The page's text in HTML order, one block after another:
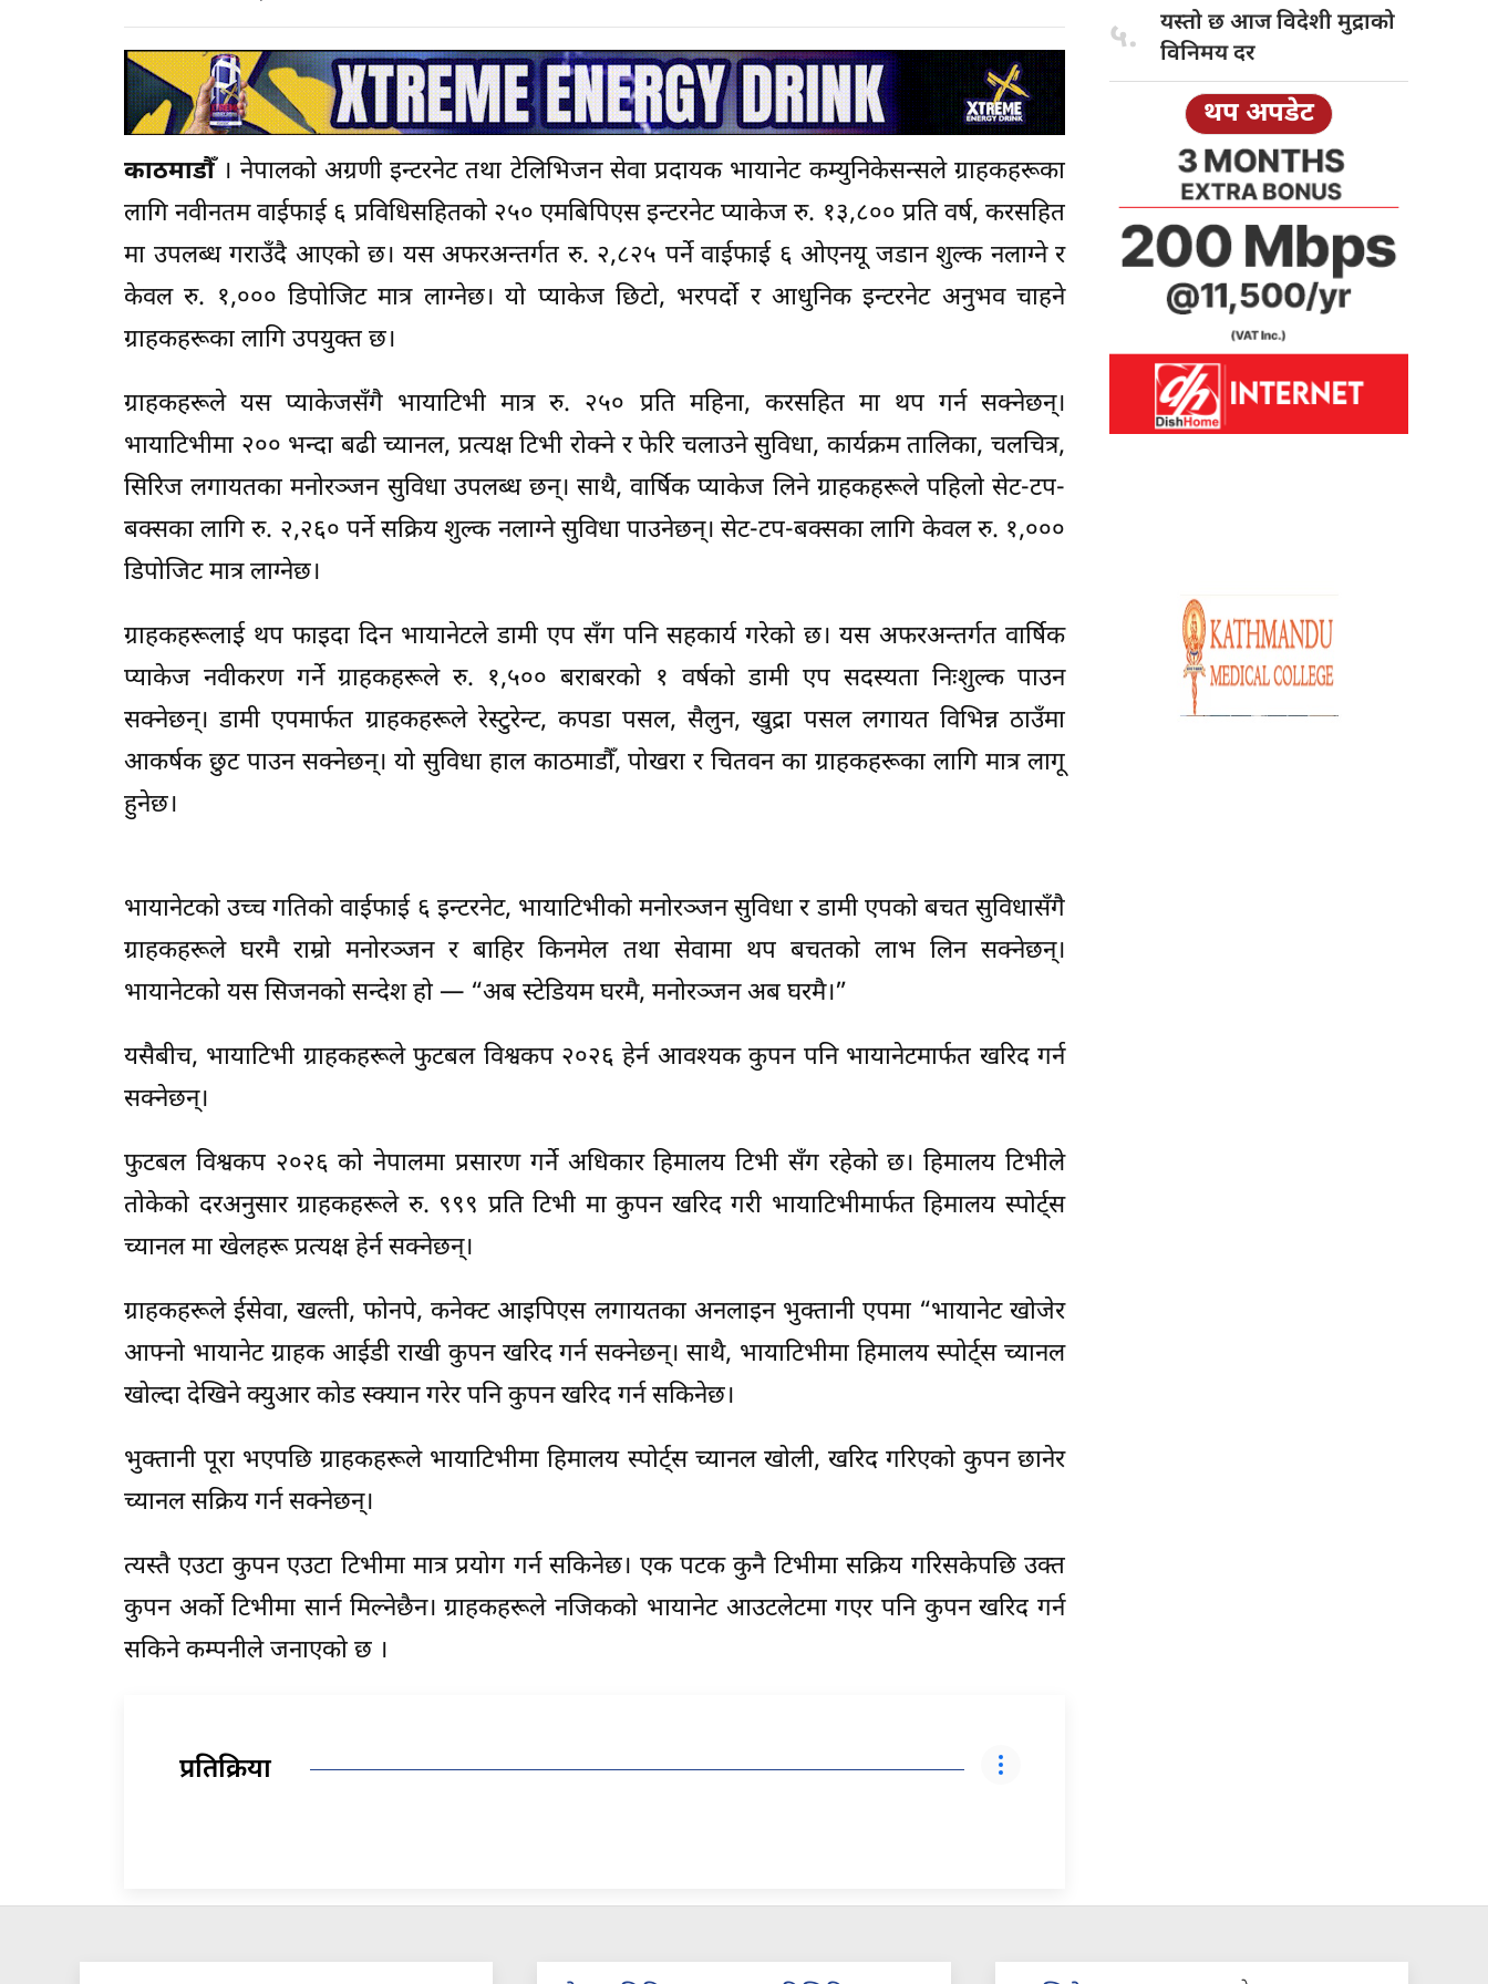
काठमाडौँ । नेपालको अग्रणी इन्टरनेट तथा टेलिभिजन सेवा प्रदायक भायानेट कम्युनिकेसन्सले ग्राहकहरूका
लागि नवीनतम वाईफाई ६ प्रविधिसहितको २५० एमबिपिएस इन्टरनेट प्याकेज रु. १३,८०० प्रति वर्ष, करसहित
मा उपलब्ध गराउँदै आएको छ। यस अफरअन्तर्गत रु. २,८२५ पर्ने वाईफाई ६ ओएनयू जडान शुल्क नलाग्ने र
केवल रु. १,००० डिपोजिट मात्र लाग्नेछ। यो प्याकेज छिटो, भरपर्दो र आधुनिक इन्टरनेट अनुभव चाहने
ग्राहकहरूका लागि उपयुक्त छ।
ग्राहकहरूले यस प्याकेजसँगै भायाटिभी मात्र रु. २५० प्रति महिना, करसहित मा थप गर्न सक्नेछन्।
भायाटिभीमा २०० भन्दा बढी च्यानल, प्रत्यक्ष टिभी रोक्ने र फेरि चलाउने सुविधा, कार्यक्रम तालिका, चलचित्र,
सिरिज लगायतका मनोरञ्जन सुविधा उपलब्ध छन्। साथै, वार्षिक प्याकेज लिने ग्राहकहरूले पहिलो सेट-टप-
बक्सका लागि रु. २,२६० पर्ने सक्रिय शुल्क नलाग्ने सुविधा पाउनेछन्। सेट-टप-बक्सका लागि केवल रु. १,०००
डिपोजिट मात्र लाग्नेछ।
ग्राहकहरूलाई थप फाइदा दिन भायानेटले डामी एप सँग पनि सहकार्य गरेको छ। यस अफरअन्तर्गत वार्षिक
प्याकेज नवीकरण गर्ने ग्राहकहरूले रु. १,५०० बराबरको १ वर्षको डामी एप सदस्यता निःशुल्क पाउन
सक्नेछन्। डामी एपमार्फत ग्राहकहरूले रेस्टुरेन्ट, कपडा पसल, सैलुन, खुद्रा पसल लगायत विभिन्न ठाउँमा
आकर्षक छुट पाउन सक्नेछन्। यो सुविधा हाल काठमाडौँ, पोखरा र चितवन का ग्राहकहरूका लागि मात्र लागू
हुनेछ।
भायानेटको उच्च गतिको वाईफाई ६ इन्टरनेट, भायाटिभीको मनोरञ्जन सुविधा र डामी एपको बचत सुविधासँगै
ग्राहकहरूले घरमै राम्रो मनोरञ्जन र बाहिर किनमेल तथा सेवामा थप बचतको लाभ लिन सक्नेछन्।
भायानेटको यस सिजनको सन्देश हो — “अब स्टेडियम घरमै, मनोरञ्जन अब घरमै।”
यसैबीच, भायाटिभी ग्राहकहरूले फुटबल विश्वकप २०२६ हेर्न आवश्यक कुपन पनि भायानेटमार्फत खरिद गर्न
सक्नेछन्।
फुटबल विश्वकप २०२६ को नेपालमा प्रसारण गर्ने अधिकार हिमालय टिभी सँग रहेको छ। हिमालय टिभीले
तोकेको दरअनुसार ग्राहकहरूले रु. ९९९ प्रति टिभी मा कुपन खरिद गरी भायाटिभीमार्फत हिमालय स्पोर्ट्स
च्यानल मा खेलहरू प्रत्यक्ष हेर्न सक्नेछन्।
ग्राहकहरूले ईसेवा, खल्ती, फोनपे, कनेक्ट आइपिएस लगायतका अनलाइन भुक्तानी एपमा “भायानेट खोजेर
आफ्नो भायानेट ग्राहक आईडी राखी कुपन खरिद गर्न सक्नेछन्। साथै, भायाटिभीमा हिमालय स्पोर्ट्स च्यानल
खोल्दा देखिने क्युआर कोड स्क्यान गरेर पनि कुपन खरिद गर्न सकिनेछ।
भुक्तानी पूरा भएपछि ग्राहकहरूले भायाटिभीमा हिमालय स्पोर्ट्स च्यानल खोली, खरिद गरिएको कुपन छानेर
च्यानल सक्रिय गर्न सक्नेछन्।
त्यस्तै एउटा कुपन एउटा टिभीमा मात्र प्रयोग गर्न सकिनेछ। एक पटक कुनै टिभीमा सक्रिय गरिसकेपछि उक्त
कुपन अर्को टिभीमा सार्न मिल्नेछैन। ग्राहकहरूले नजिकको भायानेट आउटलेटमा गएर पनि कुपन खरिद गर्न
सकिने कम्पनीले जनाएको छ ।
प्रतिक्रिया
५. यस्तो छआज विदेशी मुद्राको
विनिमय दर
थप अपडेट